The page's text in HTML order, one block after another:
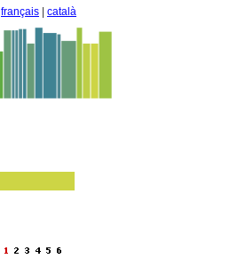
français català